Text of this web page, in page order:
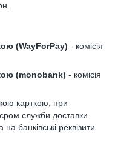
(WayForPay) - комісія
(monobank) - комісія
карткою, при
служби доставки
на банківські реквізити